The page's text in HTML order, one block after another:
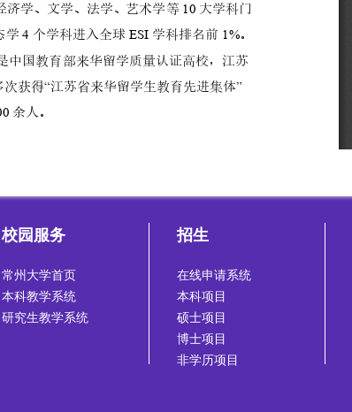
校园服务
常州大学首页
本科教学系统
研究生教学系统
招生
在线申请系统
本科项目
硕士项目
博士项目
非学历项目